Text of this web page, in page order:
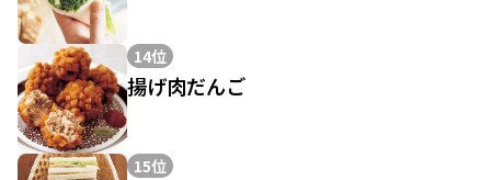
14位
揚げ肉だんご
15位